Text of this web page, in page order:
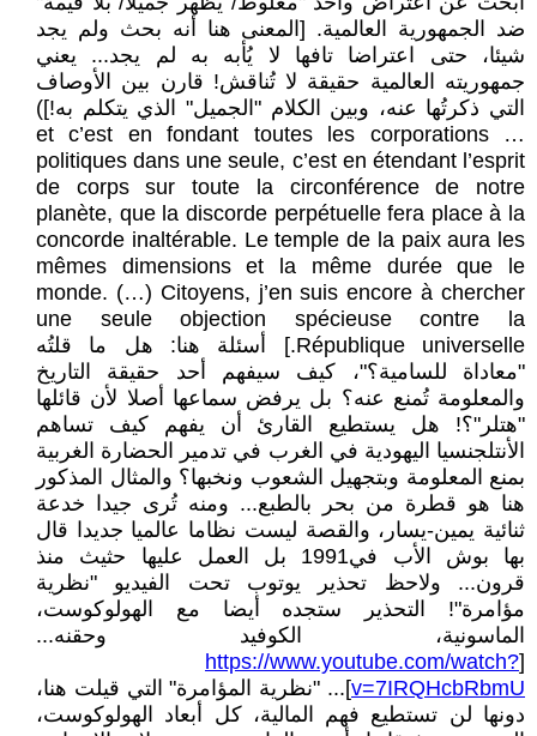
ضد الجمهورية العالمية. [المعنى هنا أنه بحث ولم يجد
شيئا، حتى اعتراضا تافها لا يُأبه به لم يجد... يعني
جمهوريته العالمية حقيقة لا تُناقش! قارن بين الأوصاف
التي ذكرتُها عنه، وبين الكلام "الجميل" الذي يتكلم به!])
… et c’est en fondant toutes les corporations
politiques dans une seule, c’est en étendant l’esprit
de corps sur toute la circonférence de notre
planète, que la discorde perpétuelle fera place à la
concorde inaltérable. Le temple de la paix aura les
mêmes dimensions et la même durée que le
monde. (…) Citoyens, j’en suis encore à chercher
une seule objection spécieuse contre la
République universelle.] أسئلة هنا: هل ما قلتُه
"معاداة للسامية؟"، كيف سيفهم أحد حقيقة التاريخ
والمعلومة تُمنع عنه؟ بل يرفض سماعها أصلا لأن قائلها
"هتلر"؟! هل يستطيع القارئ أن يفهم كيف تساهم
الأنتلجنسيا اليهودية في الغرب في تدمير الحضارة الغربية
بمنع المعلومة وبتجهيل الشعوب ونخبها؟ والمثال المذكور
هنا هو قطرة من بحر بالطبع... ومنه تُرى جيدا خدعة
ثنائية يمين-يسار، والقصة ليست نظاما عالميا جديدا قال
بها بوش الأب في1991 بل العمل عليها حثيث منذ
قرون... ولاحظ تحذير يوتوب تحت الفيديو "نظرية
مؤامرة"! التحذير ستجده أيضا مع الهولوكوست،
الماسونية، الكوفيد وحقنه...
[
https://www.youtube.com/watch?
v=7IRQHcbRbmU]... "نظرية المؤامرة" التي قيلت هنا،
دونها لن تستطيع فهم المالية، كل أبعاد الهولوكوست،